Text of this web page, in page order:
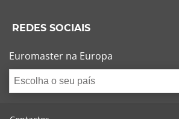
REDES SOCIAIS
Euromaster na Europa
Escolha o seu país